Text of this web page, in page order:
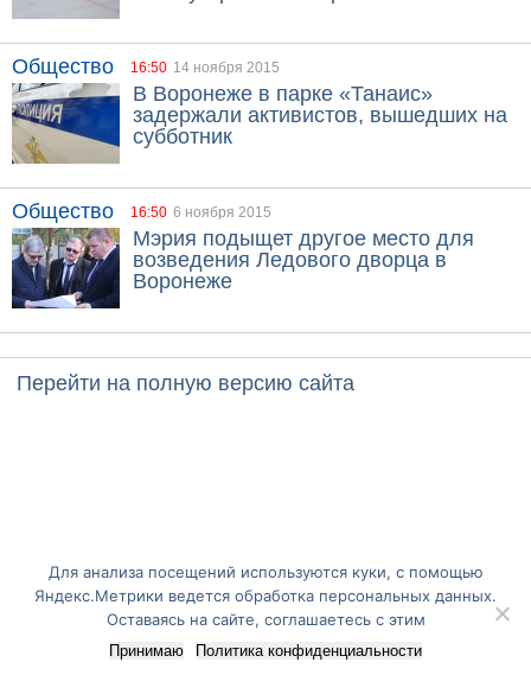
Общество 16:50 14 ноября 2015
В Воронеже в парке «Танаис»
задержали активистов, вышедших на
субботник
Общество 16:50 6 ноября 2015
Мэрия подыщет другое место для
возведения Ледового дворца в
Воронеже
Перейти на полную версию сайта
Для анализа посещений используются куки, с помощью
Яндекс.Метрики ведется обработка персональных данных.
Оставаясь на сайте, соглашаетесь с этим
Принимаю Политика конфиденциальности